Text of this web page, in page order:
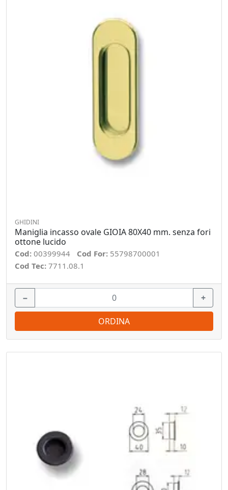
GHIDINI
Maniglia incasso ovale GIOIA 80X40 mm. senza fori
ottone lucido
Cod: 00399944 Cod For: 55798700001
Cod Tec: 7711.08.1
− +
ORDINA